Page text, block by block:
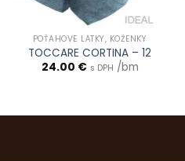
POŤAHOVÉ LÁTKY, KOŽENKY
TOCCARE CORTINA – 12
24.00 € s DPH /bm